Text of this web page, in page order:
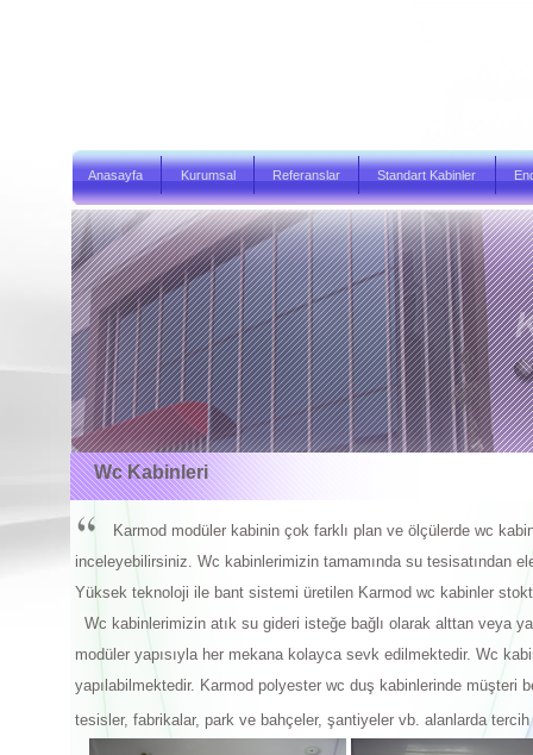
Anasayfa Kurumsal Referanslar Standart Kabinler
Wc Kabinleri
Karmod modüler kabinin çok farklı plan ve ölçülerde wc
inceleyebilirsiniz. Wc kabinlerimizin tamamında su tesisatından
Yüksek teknoloji ile bant sistemi üretilen Karmod wc kabinler
Wc kabinlerimizin atık su gideri isteğe bağlı olarak alttan veya
modüler yapısıyla her mekana kolayca sevk edilmektedir. Wc
yapılabilmektedir. Karmod polyester wc duş kabinlerinde müşteri
tesisler, fabrikalar, park ve bahçeler, şantiyeler vb. alanlarda